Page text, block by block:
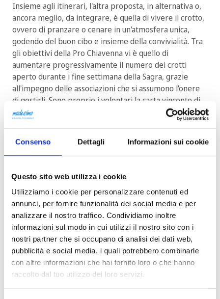
Consenso Dettagli Informazioni sui cookie
Questo sito web utilizza i cookie
Utilizziamo i cookie per personalizzare contenuti ed
annunci, per fornire funzionalità dei social media e per
analizzare il nostro traffico. Condividiamo inoltre
informazioni sul modo in cui utilizzi il nostro sito con i
nostri partner che si occupano di analisi dei dati web,
pubblicità e social media, i quali potrebbero combinarle
con altre informazioni che hai fornito loro o che hanno
raccolto dal tuo utilizzo dei loro servizi.
Insieme agli itinerari, l'altra proposta, in alternativa o,
ancora meglio, da integrare, è quella di vivere il crotto,
ovvero di pranzare o cenare in un'atmosfera unica,
godendo del buon cibo e insieme della convivialità. Tra
gli obiettivi della Pro Chiavenna vi è quello di
aumentare progressivamente il numero dei crotti
aperto durante i fine settimana della Sagra, grazie
all'impegno delle associazioni che si assumono l'onere
di gestirli. Sono proprio i volontari la carta vincente di
una manifestazione che in anni recenti è cresciuta e si è
evoluta, alzando il livello qualitativo e ritrovando il suo
E' possibile prenotare le diverse iniziative, scegliendo
internetsagradeicrotti.it.